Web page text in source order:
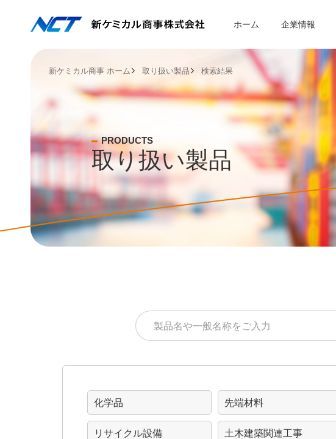
ホーム 企業情報
企業情報
会社概要
役員構成
コンプライアンス：
事業紹介
化学品セグメント
アグリセグメント
取り扱い製品
化学品セグメント
アグリセグメント
サステナビリティ
SDGsへの取り組み
サステナビリティレポート
採用情報
メッセージ
新卒採用
PRODUCTS
取り扱い製品
新ケミカル商事 ホーム 取り扱い製品 検索結果
化学品 先端材料
リサイクル設備 土木建築関連工事